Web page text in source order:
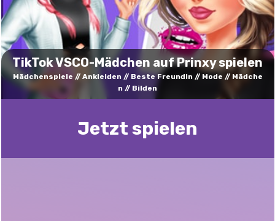
TikTok VSCO-Mädchen auf Prinxy spielen
Mädchenspiele Ankleiden Beste Freundin Mode
Mädche
n
Bilden
Jetzt spielen